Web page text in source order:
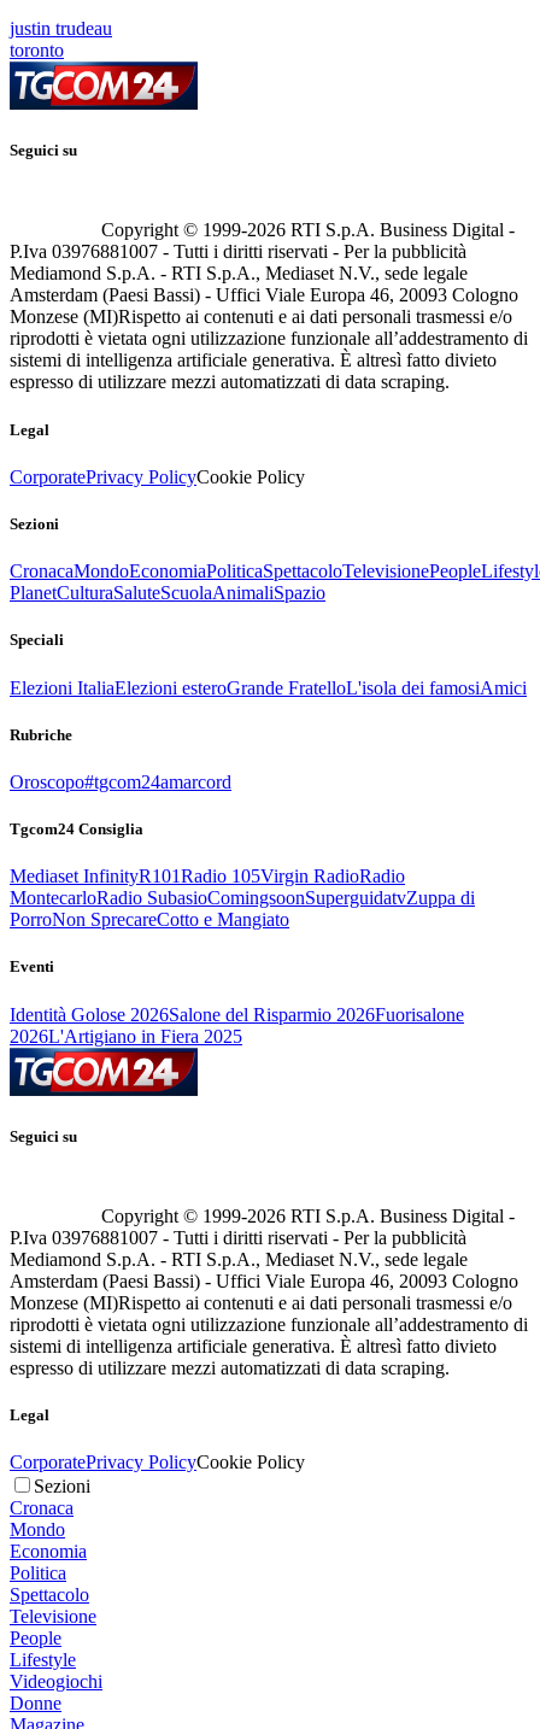
justin trudeau
toronto
Seguici su
Copyright © 1999-2026 RTI S.p.A. Business Digital -
P.Iva 03976881007 - Tutti i diritti riservati - Per la pubblicità
Mediamond S.p.A. - RTI S.p.A., Mediaset N.V., sede legale
Amsterdam (Paesi Bassi) - Uffici Viale Europa 46, 20093 Cologno
Monzese (MI)Rispetto ai contenuti e ai dati personali trasmessi e/o
riprodotti è vietata ogni utilizzazione funzionale all’addestramento di
sistemi di intelligenza artificiale generativa. È altresì fatto divieto
espresso di utilizzare mezzi automatizzati di data scraping.
Legal
CorporatePrivacy PolicyCookie Policy
Sezioni
CronacaMondoEconomiaPoliticaSpettacoloTelevisionePeople
PlanetCulturaSaluteScuolaAnimaliSpazio
Speciali
Elezioni ItaliaElezioni esteroGrande FratelloL'isola dei famosiAmici
Rubriche
Oroscopo#tgcom24amarcord
Tgcom24 Consiglia
Mediaset InfinityR101Radio 105Virgin RadioRadio
MontecarloRadio SubasioComingsoonSuperguidatvZuppa di
PorroNon SprecareCotto e Mangiato
Eventi
Identità Golose 2026Salone del Risparmio 2026Fuorisalone
2026L'Artigiano in Fiera 2025
Seguici su
Copyright © 1999-2026 RTI S.p.A. Business Digital -
P.Iva 03976881007 - Tutti i diritti riservati - Per la pubblicità
Mediamond S.p.A. - RTI S.p.A., Mediaset N.V., sede legale
Amsterdam (Paesi Bassi) - Uffici Viale Europa 46, 20093 Cologno
Monzese (MI)Rispetto ai contenuti e ai dati personali trasmessi e/o
riprodotti è vietata ogni utilizzazione funzionale all’addestramento di
sistemi di intelligenza artificiale generativa. È altresì fatto divieto
espresso di utilizzare mezzi automatizzati di data scraping.
Legal
CorporatePrivacy PolicyCookie Policy
Sezioni
Cronaca
Mondo
Economia
Politica
Spettacolo
Televisione
People
Lifestyle
Videogiochi
Donne